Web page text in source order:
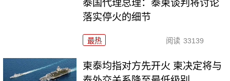
泰国代理总理：泰柬谈判将讨论
落实停火的细节
最热 阅读 33139
柬泰均指对方先开火 柬决定将与